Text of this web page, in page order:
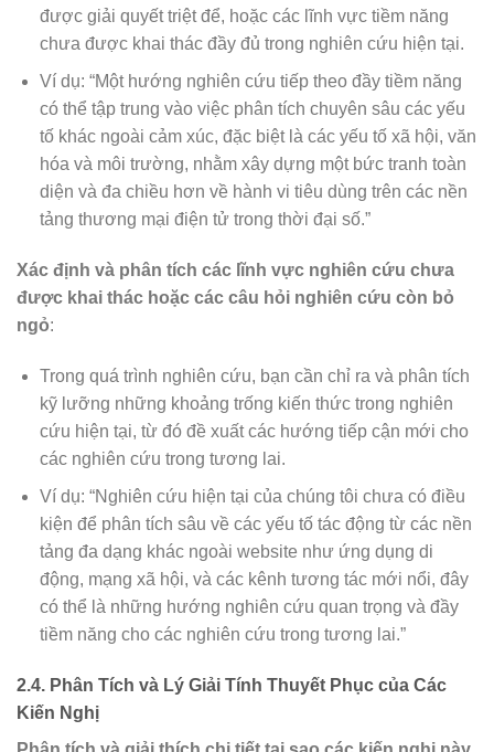
được giải quyết triệt để, hoặc các lĩnh vực tiềm năng
chưa được khai thác đầy đủ trong nghiên cứu hiện tại.
Ví dụ: “Một hướng nghiên cứu tiếp theo đầy tiềm năng
có thể tập trung vào việc phân tích chuyên sâu các yếu
tố khác ngoài cảm xúc, đặc biệt là các yếu tố xã hội, văn
hóa và môi trường, nhằm xây dựng một bức tranh toàn
diện và đa chiều hơn về hành vi tiêu dùng trên các nền
tảng thương mại điện tử trong thời đại số.”
Xác định và phân tích các lĩnh vực nghiên cứu chưa
được khai thác hoặc các câu hỏi nghiên cứu còn bỏ
ngỏ:
Trong quá trình nghiên cứu, bạn cần chỉ ra và phân tích
kỹ lưỡng những khoảng trống kiến thức trong nghiên
cứu hiện tại, từ đó đề xuất các hướng tiếp cận mới cho
các nghiên cứu trong tương lai.
Ví dụ: “Nghiên cứu hiện tại của chúng tôi chưa có điều
kiện để phân tích sâu về các yếu tố tác động từ các nền
tảng đa dạng khác ngoài website như ứng dụng di
động, mạng xã hội, và các kênh tương tác mới nổi, đây
có thể là những hướng nghiên cứu quan trọng và đầy
tiềm năng cho các nghiên cứu trong tương lai.”
2.4. Phân Tích và Lý Giải Tính Thuyết Phục của Các
Kiến Nghị